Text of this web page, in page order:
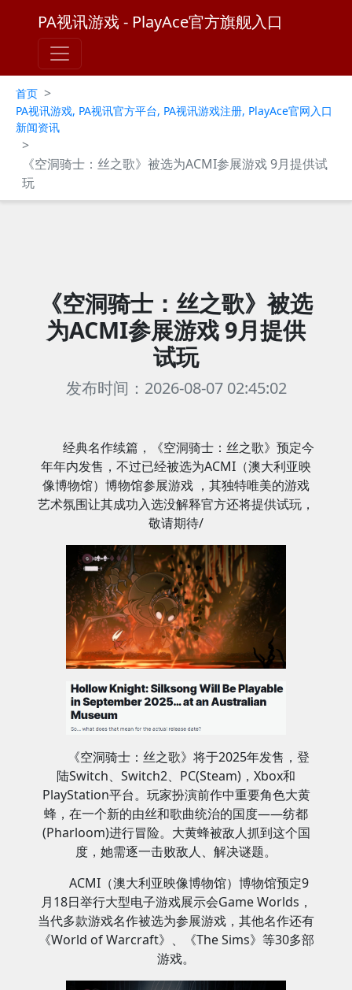
PA视讯游戏 - PlayAce官方旗舰入口
首页 >
PA视讯游戏, PA视讯官方平台, PA视讯游戏注册, PlayAce官网入口
新闻资讯
>
《空洞骑士：丝之歌》被选为ACMI参展游戏 9月提供试
玩
《空洞骑士：丝之歌》被选
为ACMI参展游戏 9月提供
试玩
发布时间：2026-08-07 02:45:02
经典名作续篇，《空洞骑士：丝之歌》预定今
年年内发售，不过已经被选为ACMI（澳大利亚映
像博物馆）博物馆参展游戏 ，其独特唯美的游戏
艺术氛围让其成功入选没解释官方还将提供试玩，
敬请期待/
《空洞骑士：丝之歌》将于2025年发售，登
陆Switch、Switch2、PC(Steam)，Xbox和
PlayStation平台。玩家扮演前作中重要角色大黄
蜂，在一个新的由丝和歌曲统治的国度——纺都
(Pharloom)进行冒险。大黄蜂被敌人抓到这个国
度，她需逐一击败敌人、解决谜题。
ACMI（澳大利亚映像博物馆）博物馆预定9
月18日举行大型电子游戏展示会Game Worlds，
当代多款游戏名作被选为参展游戏，其他名作还有
《World of Warcraft》、《The Sims》等30多部
游戏。